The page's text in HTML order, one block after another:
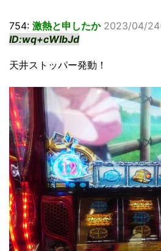
754: 激熱と申したか 2023/04/
ID:wq+cWIbJd
天井ストッパー発動！